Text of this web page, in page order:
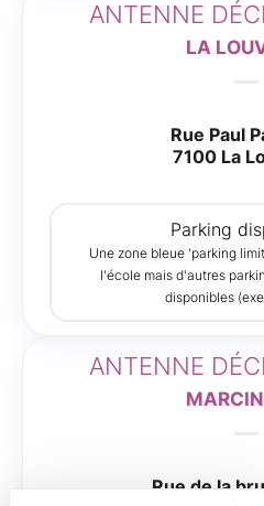
ANTENNE
LA
Rue Paul
7100 La
Parking
Une zone bleue 'parking
l'école mais d'autres
disponibles
ANTENNE
Rue de la